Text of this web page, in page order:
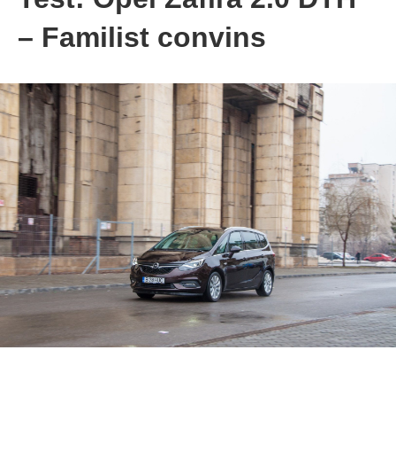
– Familist convins